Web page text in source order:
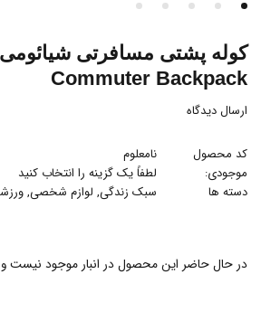
Commuter Backpack
ارسال دیدگاه
کد محصول
نامعلوم
موجودی:
لطفاً یک گزینه را انتخاب کنید
دسته ها
سبک زندگی, لوازم شخصی,
در حال حاضر این محصول در انبار موجود نیست